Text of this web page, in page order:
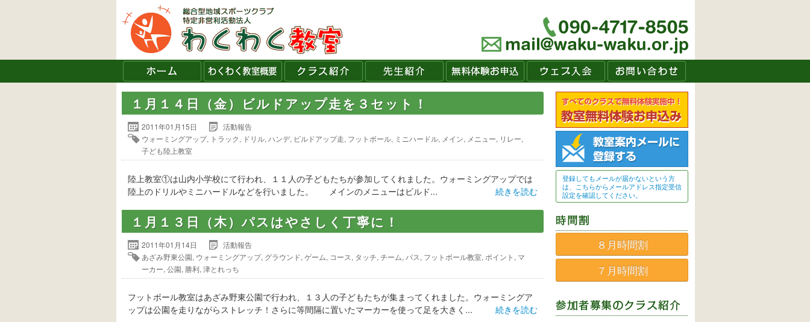
１月１４日（金）ビルドアップ走を３セット！
2011年01月15日
活動報告
ウォーミングアップ, トラック, ドリル, ハンデ, ビルドアップ走, フットボール, ミニハードル, メイン, メニュー, リレー,
子ども陸上教室
陸上教室①は山内小学校にて行われ、１１人の子どもたちが参加してくれました。ウォーミングアップでは
陸上のドリルやミニハードルなどを行いました。 メインのメニューはビルド...
続きを読む
１月１３日（木）パスはやさしく丁寧に！
2011年01月14日
活動報告
あざみ野東公園, ウォーミングアップ, グラウンド, ゲーム, コース, タッチ, チーム, パス, フットボール教室, ポイント , マ
ーカー, 公園, 勝利, 津とれっち
フットボール教室はあざみ野東公園で行われ、１３人の子どもたちが集まってくれました。ウォーミングア
ップは公園を走りながらストレッチ！さらに等間隔に置いたマーカーを使って足を大きく...
続きを読む
登録してもメールが届かないという方
は、こちらからメールアドレス指定受信
設定を確認してください。
８月時間割
７月時間割